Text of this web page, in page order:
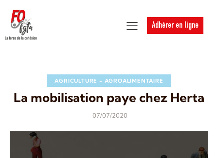
Adhérer en ligne
AGRICULTURE - AGROALIMENTAIRE
La mobilisation paye chez Herta
07/07/2020